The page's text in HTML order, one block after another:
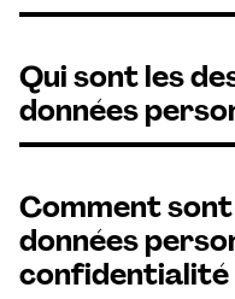
Qui sont les
données
Comment
données